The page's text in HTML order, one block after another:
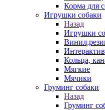
Корма для
Игрушки собаки
Назад
Игрушки
Кольца,
Мягкие
Мячики
Груминг собаки
Назад
Груминг